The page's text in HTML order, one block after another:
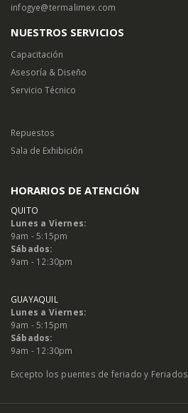
infogye@termalimex.com
NUESTROS SERVICIOS
Capacitación
Asesoría & Diseño
Servicio Técnico
Repuestos
Sala de Exhibición
HORARIOS DE ATENCIÓN
QUITO
Lunes a Viernes:
9am - 5:15pm
Sábados:
9am - 12:30pm
GUAYAQUIL
Lunes a Viernes:
9am - 5:15pm
Sábados:
9am - 12:30pm
Excepto los puentes de feriado y Feriados